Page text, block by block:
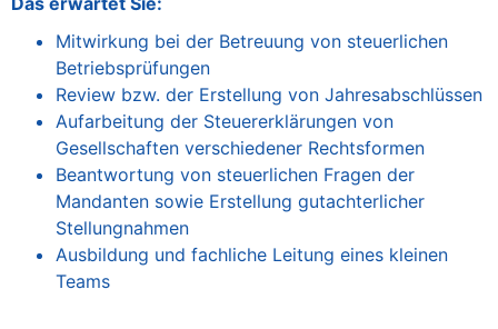
Mitwirkung bei der Betreuung von steuerlichen
Betriebsprüfungen
Review bzw. der Erstellung von Jahresabschlüssen
Aufarbeitung der Steuererklärungen von
Gesellschaften verschiedener Rechtsformen
Beantwortung von steuerlichen Fragen der
Mandanten sowie Erstellung gutachterlicher
Stellungnahmen
Ausbildung und fachliche Leitung eines kleinen
Teams